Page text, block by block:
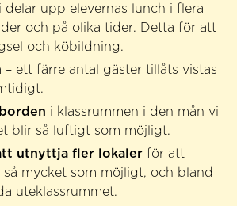
delar upp elevernas lunch i flera
och på olika tider. Detta för att
och köbildning.
– ett färre antal gäster tillåts vistas
i klassrummen i den mån vi
blir så luftigt som möjligt.
utnyttja fler lokaler för att
så mycket som möjligt, och bland
uteklassrummet.